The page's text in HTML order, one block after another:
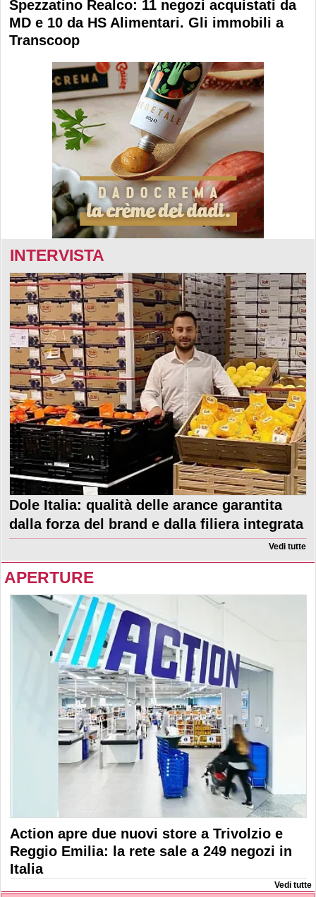
Spezzatino Realco: 11 negozi acquistati da
MD e 10 da HS Alimentari. Gli immobili a
Transcoop
INTERVISTA
Dole Italia: qualità delle arance garantita
dalla forza del brand e dalla filiera integrata
Vedi tutte
APERTURE
Action apre due nuovi store a Trivolzio e
Reggio Emilia: la rete sale a 249 negozi in
Italia
Vedi tutte